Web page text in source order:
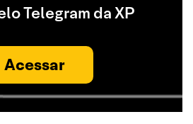
Telegram da XP
Acessar